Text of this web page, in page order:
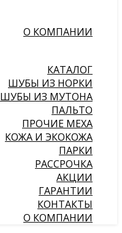
О КОМПАНИИ
КАТАЛОГ
ШУБЫ ИЗ НОРКИ
ШУБЫ ИЗ МУТОНА
ПАЛЬТО
ПРОЧИЕ МЕХА
КОЖА И ЭКОКОЖА
ПАРКИ
РАССРОЧКА
АКЦИИ
ГАРАНТИИ
КОНТАКТЫ
О КОМПАНИИ